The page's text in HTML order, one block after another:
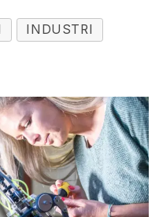
INDUSTRI